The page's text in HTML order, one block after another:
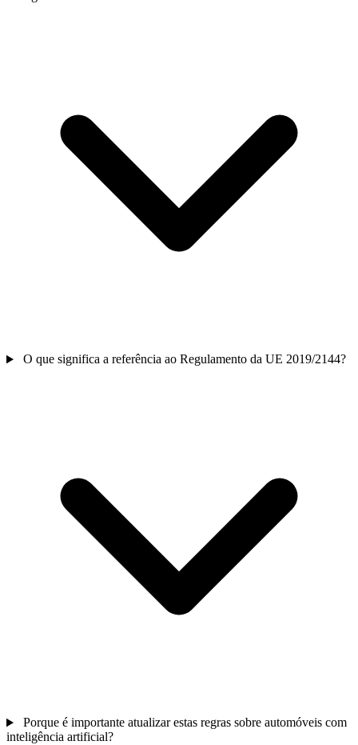
O que significa a referência ao Regulamento da UE 2019/2144?
Porque é importante atualizar estas regras sobre automóveis com
inteligência artificial?